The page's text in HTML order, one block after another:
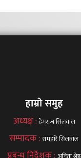
हाम्रो समुह
अध्यक्ष : हेमराज सिलवाल
सम्पादक :रामहरि सिलवाल